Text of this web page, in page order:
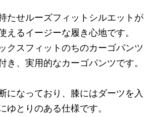
たせルーズフィットシルエットが
えるイージーな履き心地です。
クスフィットのちのカーゴパンツ
き、実用的なカーゴパンツです。
になっており、膝にはダーツを入
ゆとりのある仕様です。